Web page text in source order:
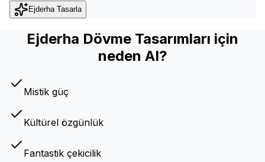
Ejderha Tasarla
Ejderha Dövme Tasarımları için
neden AI?
Mistik güç
Kültürel özgünlük
Fantastik çekicilik